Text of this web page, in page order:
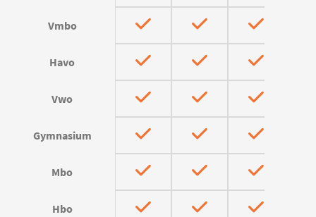
Vmbo
Havo
Vwo
Gymnasium
Mbo
Hbo